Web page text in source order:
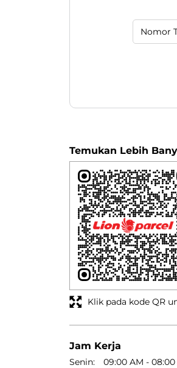
Temukan Lebih
Klik pada kode QR
Jam Kerja
Senin 09:00 AM - 08:00